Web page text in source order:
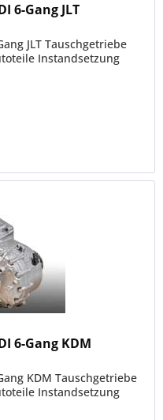
6-Gang JLT
JLT Tauschgetriebe
Instandsetzung
6-Gang KDM
KDM Tauschgetriebe
Instandsetzung